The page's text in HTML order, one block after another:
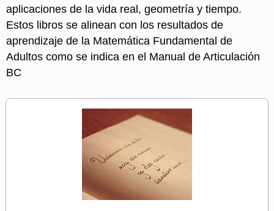
aplicaciones de la vida real, geometría y tiempo.
Estos libros se alinean con los resultados de
aprendizaje de la Matemática Fundamental de
Adultos como se indica en el Manual de Articulación
BC